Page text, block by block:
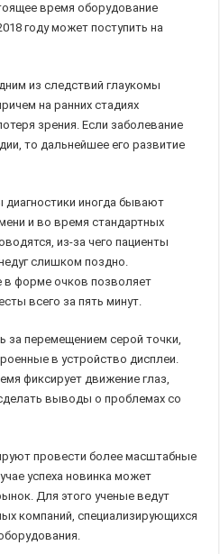
время оборудование
году может поступить на
из следствий глаукомы
на ранних стадиях
зрения. Если заболевание
то дальнейшее его развитие
иногда бывают
и во время стандартных
из-за чего пациенты
слишком поздно.
в форме очков позволяет
всего за пять минут.
за перемещением серой точки,
в устройство дисплеи.
фиксирует движение глаз,
выводы о проблемах со
провести более масштабные
успеха новинка может
Для этого ученые ведут
компаний, специализирующихся